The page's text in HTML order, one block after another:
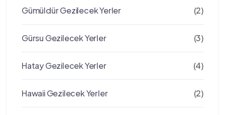
Gümüldür Gezilecek Yerler (2)
Gürsu Gezilecek Yerler (3)
Hatay Gezilecek Yerler (4)
Hawaii Gezilecek Yerler (2)